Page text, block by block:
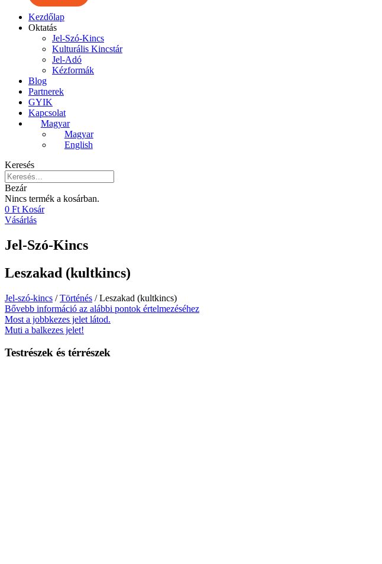
Kezdőlap
Oktatás
Jel-Szó-Kincs
Kulturális Kincstár
Jel-Adó
Kézformák
Blog
Partnerek
GYIK
Kapcsolat
Magyar
Magyar
English
Keresés
Bezár
Nincs termék a kosárban.
0 Ft Kosár
Vásárlás
Jel-Szó-Kincs
Leszakad (kultkincs)
Jel-szó-kincs /Történés / Leszakad (kultkincs)
Bővebb információ az alábbi pontok értelmezéséhez
Most a jobbkezes jelet látod.
Muti a balkezes jelet!
Testrészek és térrészek